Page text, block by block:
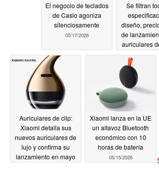
El negocio de teclados
de Casio agoniza
silenciosamente
05/17/2026
Se filtran
diseño,
de
auriculares
Sony: ANC
micrófonos,
34 h, carcasa
Auriculares de clip:
Xiaomi detalla sus
nuevos auriculares de
lujo y confirma su
lanzamiento en mayo
Xiaomi lanza en la UE
un altavoz Bluetooth
económico con 10
horas de batería
05/15/2026